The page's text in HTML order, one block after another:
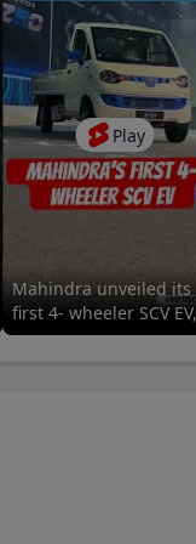
Play
Mahindra unveiled its
first 4- wheeler SCV EV,
Zeo⚡️ #mahindraezeo